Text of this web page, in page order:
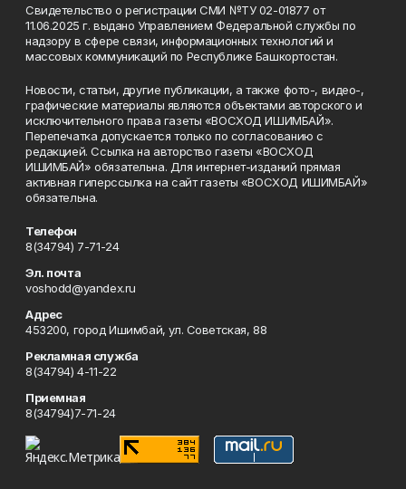
Свидетельство о регистрации СМИ №ТУ 02-01877 от
11.06.2025 г. выдано Управлением Федеральной службы по
надзору в сфере связи, информационных технологий и
массовых коммуникаций по Республике Башкортостан.
Новости, статьи, другие публикации, а также фото-, видео-,
графические материалы являются объектами авторского и
исключительного права газеты «ВОСХОД ИШИМБАЙ».
Перепечатка допускается только по согласованию с
редакцией. Ссылка на авторство газеты «ВОСХОД
ИШИМБАЙ» обязательна. Для интернет-изданий прямая
активная гиперссылка на сайт газеты «ВОСХОД ИШИМБАЙ»
обязательна.
Телефон
8(34794) 7-71-24
Эл. почта
voshodd@yandex.ru
Адрес
453200, город Ишимбай, ул. Советская, 88
Рекламная служба
8(34794) 4-11-22
Приемная
8(34794)7-71-24